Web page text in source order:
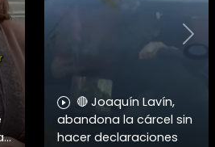
🔴 Joaquín Lavín,
abandona la cárcel sin
hacer declaraciones